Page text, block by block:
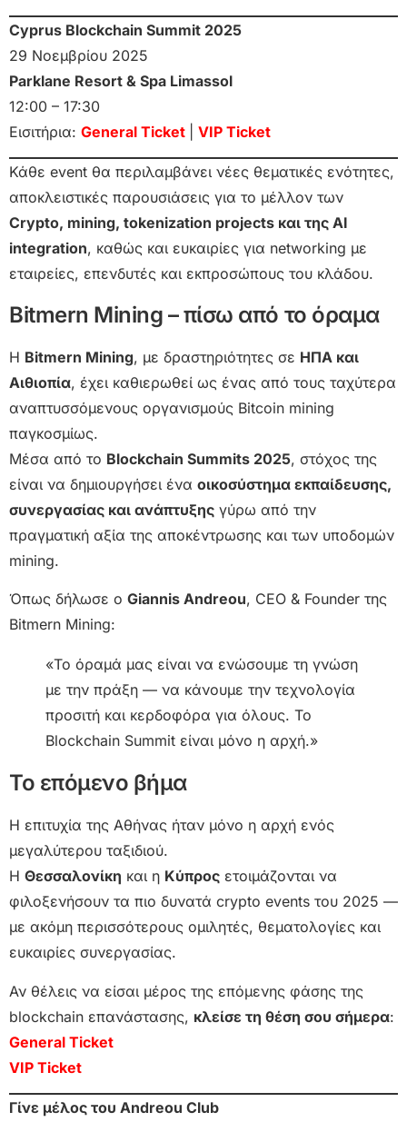
Cyprus Blockchain Summit 2025
29 Νοεμβρίου 2025
Parklane Resort & Spa Limassol
12:00 – 17:30
Εισιτήρια: General Ticket VIP Ticket
Κάθε event θα περιλαμβάνει νέες θεματικές ενότητες,
αποκλειστικές παρουσιάσεις για το μέλλον των
Crypto, mining, tokenization projects και της AI
integration, καθώς και ευκαιρίες για networking με
εταιρείες, επενδυτές και εκπροσώπους του κλάδου.
Bitmern Mining – πίσω από το όραμα
Η Bitmern Mining, με δραστηριότητες σε ΗΠΑ και
Αιθιοπία, έχει καθιερωθεί ως ένας από τους ταχύτερα
αναπτυσσόμενους οργανισμούς Bitcoin mining
παγκοσμίως.
Μέσα από το Blockchain Summits 2025, στόχος της
είναι να δημιουργήσει ένα οικοσύστημα εκπαίδευσης,
συνεργασίας και ανάπτυξης γύρω από την
πραγματική αξία της αποκέντρωσης και των υποδομών
mining.
Όπως δήλωσε ο Giannis Andreou, CEO & Founder της
Bitmern Mining:
«Το όραμά μας είναι να ενώσουμε τη γνώση
με την πράξη — να κάνουμε την τεχνολογία
προσιτή και κερδοφόρα για όλους. Το
Blockchain Summit είναι μόνο η αρχή.»
Το επόμενο βήμα
Η επιτυχία της Αθήνας ήταν μόνο η αρχή ενός
μεγαλύτερου ταξιδιού.
Η Θεσσαλονίκη και η Κύπρος ετοιμάζονται να
φιλοξενήσουν τα πιο δυνατά crypto events του 2025 —
με ακόμη περισσότερους ομιλητές, θεματολογίες και
ευκαιρίες συνεργασίας.
Αν θέλεις να είσαι μέρος της επόμενης φάσης της
blockchain επανάστασης, κλείσε τη θέση σου σήμερα:
General Ticket
VIP Ticket
Γίνε μέλος του Andreou Club